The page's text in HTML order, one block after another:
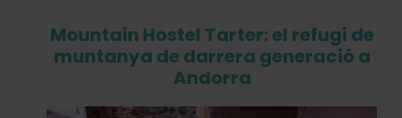
Mountain Hostel Tarter: el refugi de
muntanya de darrera generació a
Andorra